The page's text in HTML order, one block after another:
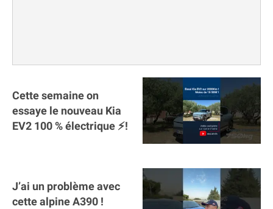
Cette semaine on
essaye le nouveau Kia
EV2 100 % électrique ⚡️!
J’ai un problème avec
cette alpine A390 !